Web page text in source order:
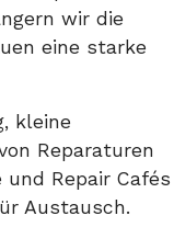
wir die
eine starke
kleine
Reparaturen
Repair Cafés
Austausch.